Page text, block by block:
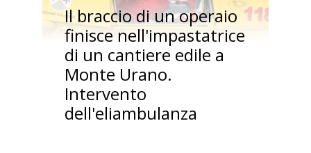
Il braccio di un operaio
finisce nell'impastatrice
di un cantiere edile a
Monte Urano.
Intervento
dell'eliambulanza